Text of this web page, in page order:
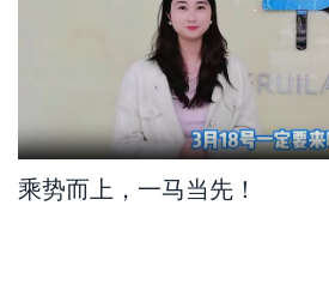
乘势而上，一马当先！